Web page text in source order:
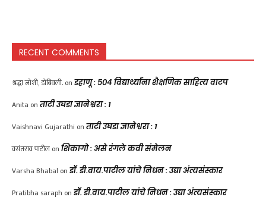
RECENT COMMENTS
श्रद्धा जोशी, डोंबिवली. on डहाणू : ५०४ विद्यार्थ्यांना शैक्षणिक साहित्य वाटप
Anita on ताटी उघडा ज्ञानेश्वरा : 1
Vaishnavi Gujarathi on ताटी उघडा ज्ञानेश्वरा : 1
वसंतराव पाटील on शिकागो : असे रंगले कवी संमेलन
Varsha Bhabal on डॉ. डी.वाय.पाटील यांचे निधन : उद्या अंत्यसंस्कार
Pratibha saraph on डॉ. डी.वाय.पाटील यांचे निधन : उद्या अंत्यसंस्कार